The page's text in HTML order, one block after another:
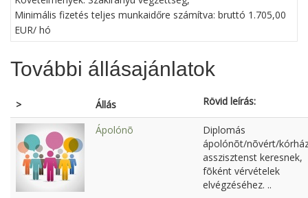
Minimális fizetés teljes munkaidőre számítva: bruttó 1.705,00
EUR/ hó
További állásajánlatok
> Állás Rövid leírás:
Ápolónõ
Diplomás
ápolónõt/nõvért/
asszisztenst keresnek,
fõként vérvételek
elvégzéséhez. ..